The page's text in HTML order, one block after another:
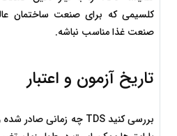
صنعت غذا مناسب نباشه.
تاریخ آزمون و اعتبار